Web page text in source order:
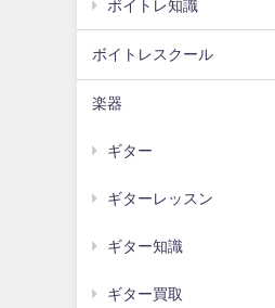
ボイトレ知識
ボイトレスクール
楽器
ギター
ギターレッスン
ギター知識
ギター買取